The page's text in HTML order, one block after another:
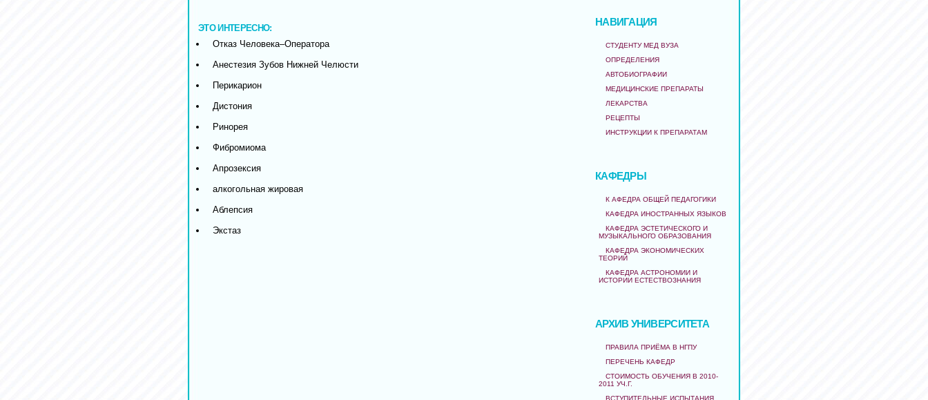
ЭТО ИНТЕРЕСНО:
Отказ Человека–Оператора
Анестезия Зубов Нижней Челюсти
Перикарион
Дистония
Ринорея
Фибромиома
Апрозексия
алкогольная жировая
Аблепсия
Экстаз
НАВИГАЦИЯ
СТУДЕНТУ МЕД ВУЗА
ОПРЕДЕЛЕНИЯ
АВТОБИОГРАФИИ
МЕДИЦИНСКИЕ ПРЕПАРАТЫ
ЛЕКАРСТВА
РЕЦЕПТЫ
ИНСТРУКЦИИ К ПРЕПАРАТАМ
КАФЕДРЫ
К АФЕДРА ОБЩЕЙ ПЕДАГОГИКИ
КАФЕДРА ИНОСТРАННЫХ ЯЗЫКОВ
КАФЕДРА ЭСТЕТИЧЕСКОГО И
МУЗЫКАЛЬНОГО ОБРАЗОВАНИЯ
КАФЕДРА ЭКОНОМИЧЕСКИХ
ТЕОРИЙ
КАФЕДРА АСТРОНОМИИ И
ИСТОРИИ ЕСТЕСТВОЗНАНИЯ
АРХИВ УНИВЕРСИТЕТА
ПРАВИЛА ПРИЁМА В НГПУ
ПЕРЕЧЕНЬ КАФЕДР
СТОИМОСТЬ ОБУЧЕНИЯ В 2010-
2011 УЧ.Г.
ВСТУПИТЕЛЬНЫЕ ИСПЫТАНИЯ